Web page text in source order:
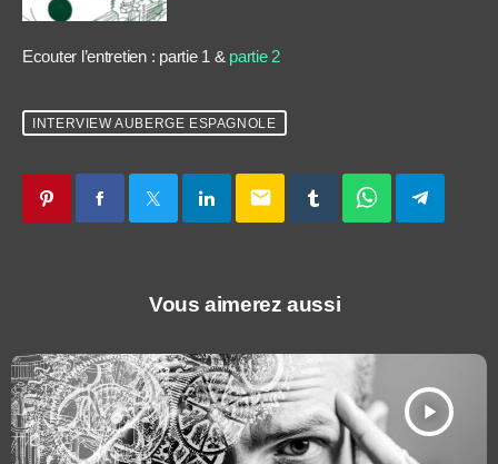
Ecouter l’entretien : partie 1 & partie 2
INTERVIEW AUBERGE ESPAGNOLE
email
Vous aimerez aussi
play_arrow